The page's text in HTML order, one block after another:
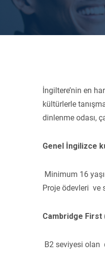
İngiltere’nin en
kültürlerle
dinlenme odası,
Genel İngilizce
Minimum 16
Proje ödevleri ve
Cambridge First
B2 seviyesi olan